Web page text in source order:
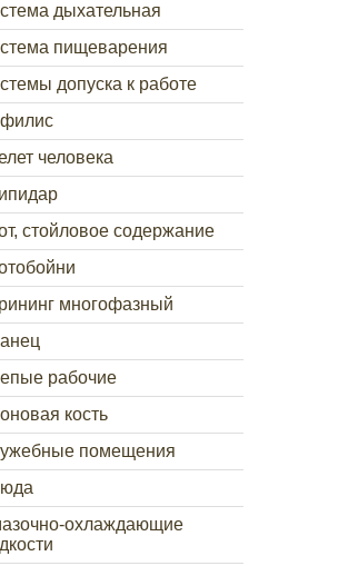
дыхательная
пищеварения
допуска к работе
человека
стойловое содержание
многофазный
рабочие
кость
помещения
охлаждающие